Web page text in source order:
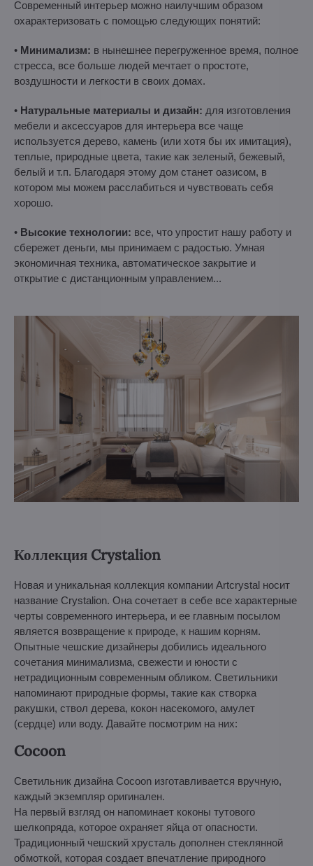
Современный интерьер можно наилучшим образом
охарактеризовать с помощью следующих понятий:
• Минимализм: в нынешнее перегруженное время, полное
стресса, все больше людей мечтает о простоте,
воздушности и легкости в своих домах.
• Натуральные материалы и дизайн: для изготовления
мебели и аксессуаров для интерьера все чаще
используется дерево, камень (или хотя бы их имитация),
теплые, природные цвета, такие как зеленый, бежевый,
белый и т.п. Благодаря этому дом станет оазисом, в
котором мы можем расслабиться и чувствовать себя
хорошо.
• Высокие технологии: все, что упростит нашу работу и
сбережет деньги, мы принимаем с радостью. Умная
экономичная техника, автоматическое закрытие и
открытие с дистанционным управлением...
Коллекция Crystalion
Новая и уникальная коллекция компании Artcrystal носит
название Crystalion. Она сочетает в себе все характерные
черты современного интерьера, и ее главным посылом
является возвращение к природе, к нашим корням.
Опытные чешские дизайнеры добились идеального
сочетания минимализма, свежести и юности с
нетрадиционным современным обликом. Светильники
напоминают природные формы, такие как створка
ракушки, ствол дерева, кокон насекомого, амулет
(сердце) или воду. Давайте посмотрим на них:
Cocoon
Светильник дизайна Cocoon изготавливается вручную,
каждый экземпляр оригинален.
На первый взгляд он напоминает коконы тутового
шелкопряда, которое охраняет яйца от опасности.
Традиционный чешский хрусталь дополнен стеклянной
обмоткой, которая создает впечатление природного